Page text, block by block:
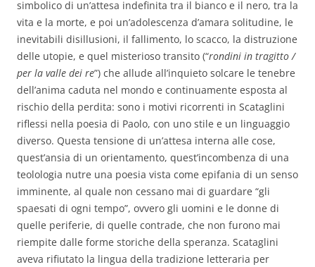
simbolico di un’attesa indefinita tra il bianco e il nero, tra la
vita e la morte, e poi un’adolescenza d’amara solitudine, le
inevitabili disillusioni, il fallimento, lo scacco, la distruzione
delle utopie, e quel misterioso transito (“rondini in tragitto /
per la valle dei re”) che allude all’inquieto solcare le tenebre
dell’anima caduta nel mondo e continuamente esposta al
rischio della perdita: sono i motivi ricorrenti in Scataglini
riflessi nella poesia di Paolo, con uno stile e un linguaggio
diverso. Questa tensione di un’attesa interna alle cose,
quest’ansia di un orientamento, quest’incombenza di una
teolologia nutre una poesia vista come epifania di un senso
imminente, al quale non cessano mai di guardare “gli
spaesati di ogni tempo”, ovvero gli uomini e le donne di
quelle periferie, di quelle contrade, che non furono mai
riempite dalle forme storiche della speranza. Scataglini
aveva rifiutato la lingua della tradizione letteraria per